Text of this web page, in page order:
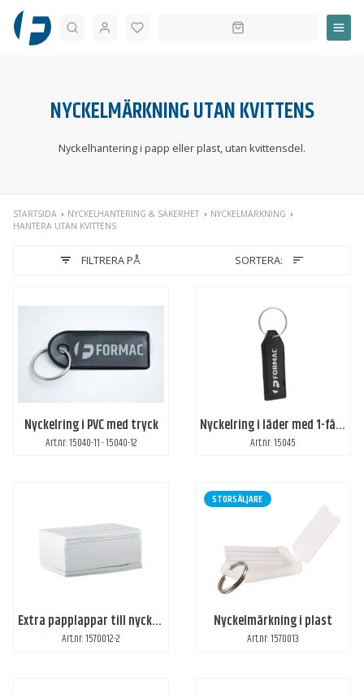
Sök
NYCKELMÄRKNING UTAN KVITTENS
Nyckelhantering i papp eller plast, utan kvittensdel.
STARTSIDA NYCKELHANTERING & SÄKERHET
NYCKELMÄRKNING
HANTERA UTAN KVITTENS
FILTRERA PÅ SORTERA:
Nyckelring i PVC med tryck
Art.nr: 15040-11 - 15040-12
Nyckelring i läder med 1-färgstryck
Art.nr: 15045
Extra papplappar till nyckelmärkning i plast
Art.nr: 1570012-2
STORSÄLJARE
Nyckelmärkning i plast
Art.nr: 1570013